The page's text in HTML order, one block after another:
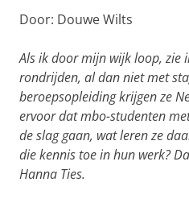
Door: Douwe Wilts
Als ik door mijn wijk loop, zie
rondrijden, al dan niet met
beroepsopleiding krijgen ze
ervoor dat mbo-studenten
de slag gaan, wat leren ze
die kennis toe in hun werk?
Hanna Ties.